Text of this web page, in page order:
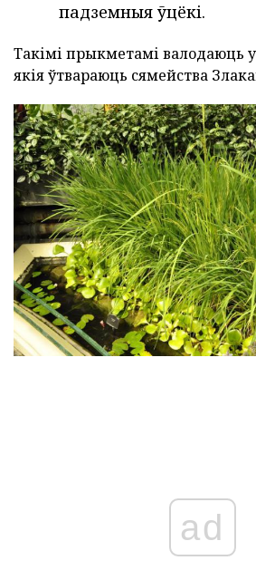
падземныя ўцёкі.
Такімі прыкметамі валодаюць
якія ўтвараюць сямейства
ad